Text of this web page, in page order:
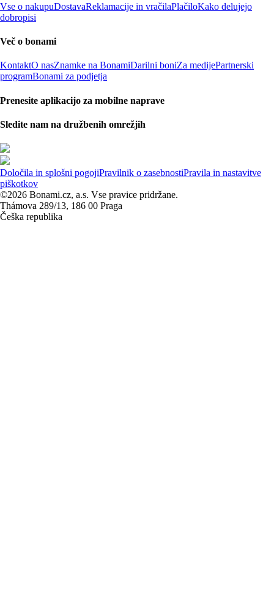
Vse o nakupuDostavaReklamacije in vračilaPlačiloKako delujejo
dobropisi
Več o bonami
KontaktO nasZnamke na BonamiDarilni boniZa medijePartnerski
programBonami za podjetja
Prenesite aplikacijo za mobilne naprave
Sledite nam na družbenih omrežjih
Določila in splošni pogojiPravilnik o zasebnostiPravila in nastavitve
piškotkov
©2026 Bonami.cz, a.s. Vse pravice pridržane.
Thámova 289/13, 186 00 Praga
Češka republika